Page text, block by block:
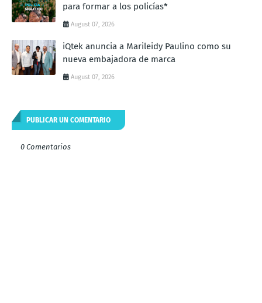
para formar a los policías*
August 07, 2026
iQtek anuncia a Marileidy Paulino como su
nueva embajadora de marca
August 07, 2026
PUBLICAR UN COMENTARIO
0 Comentarios